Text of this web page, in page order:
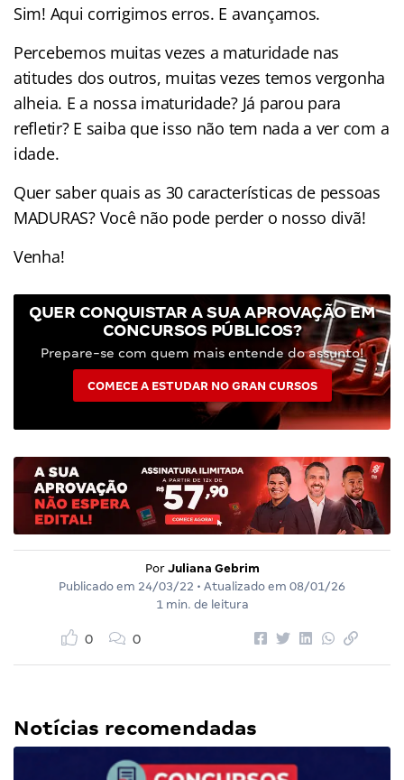
Sim! Aqui corrigimos erros. E avançamos.
Percebemos muitas vezes a maturidade nas
atitudes dos outros, muitas vezes temos vergonha
alheia. E a nossa imaturidade? Já parou para
refletir? E saiba que isso não tem nada a ver com a
idade.
Quer saber quais as 30 características de pessoas
MADURAS? Você não pode perder o nosso divã!
Venha!
QUER CONQUISTAR A SUA APROVAÇÃO EM
CONCURSOS PÚBLICOS?
Prepare-se com quem mais entende do assunto!
COMECE A ESTUDAR NO GRAN CURSOS
Por Juliana Gebrim
Publicado em 24/03/22 • Atualizado em 08/01/26
1 min. de leitura
0 0
Notícias recomendadas